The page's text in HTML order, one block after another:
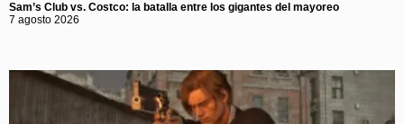
Sam’s Club vs. Costco: la batalla entre los gigantes del mayoreo
7 agosto 2026